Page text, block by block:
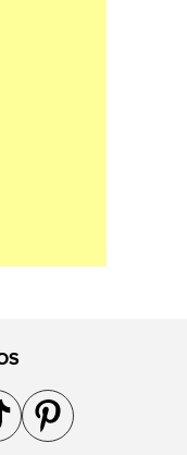
Instagram
gente no YouTube
a gente no TikTok
Acompanhe a gente no